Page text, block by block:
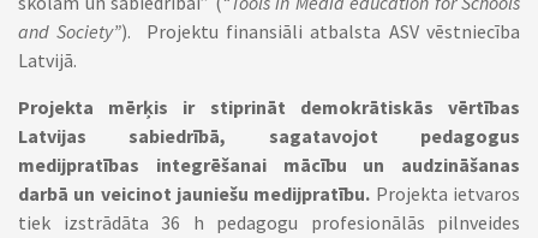
and Society”). Projektu finansiāli atbalsta ASV vēstniecība
Latvijā.
Projekta mērķis
ir stiprināt demokrātiskās vērtības
Latvijas sabiedrībā, sagatavojot pedagogus
medijpratības integrēšanai mācību un audzināšanas
darbā un veicinot jauniešu medijpratību. Projekta ietvaros
tiek izstrādāta 36 h pedagogu profesionālās pilnveides